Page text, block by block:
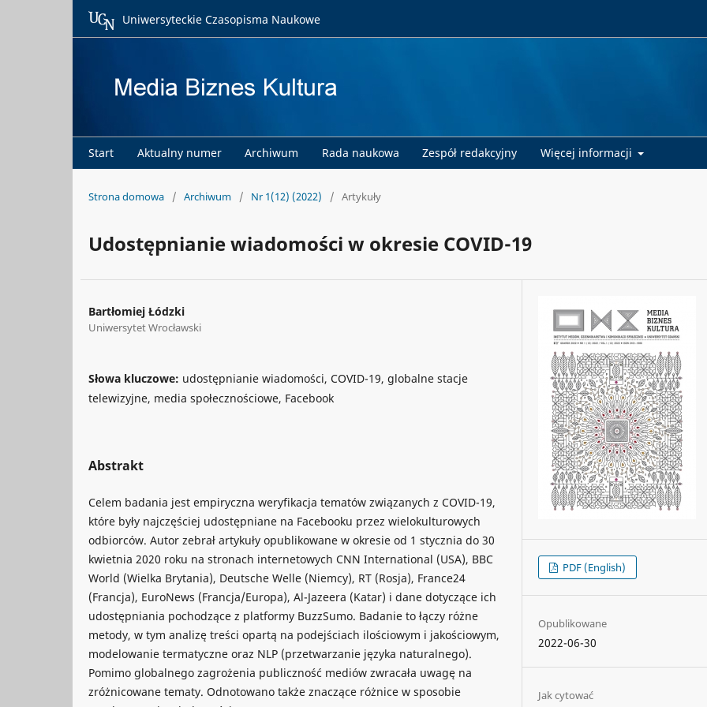
Start Aktualny numer Archiwum Rada naukowa Zespół redakcyjny Więcej informacji
Uniwersyteckie Czasopisma Naukowe
Strona domowa / Archiwum / Nr 1(12) (2022) / Artykuły
Udostępnianie wiadomości w okresie COVID-19
Bartłomiej Łódzki
Uniwersytet Wrocławski
Słowa kluczowe: udostępnianie wiadomości, COVID-19, globalne stacje
telewizyjne, media społecznościowe, Facebook
Abstrakt
Celem badania jest empiryczna weryfikacja tematów związanych z COVID-19,
które były najczęściej udostępniane na Facebooku przez wielokulturowych
odbiorców. Autor zebrał artykuły opublikowane w okresie od 1 stycznia do 30
kwietnia 2020 roku na stronach internetowych CNN International (USA), BBC
World (Wielka Brytania), Deutsche Welle (Niemcy), RT (Rosja), France24
(Francja), EuroNews (Francja/Europa), Al-Jazeera (Katar) i dane dotyczące ich
udostępniania pochodzące z platformy BuzzSumo. Badanie to łączy różne
metody, w tym analizę treści opartą na podejściach ilościowym i jakościowym,
modelowanie termatyczne oraz NLP (przetwarzanie języka naturalnego).
Pomimo globalnego zagrożenia publiczność mediów zwracała uwagę na
zróżnicowane tematy. Odnotowano także znaczące różnice w sposobie
PDF (English)
Opublikowane
2022-06-30
Jak cytować